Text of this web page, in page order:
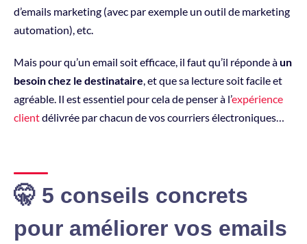
d’emails marketing (avec par exemple un outil de marketing
automation), etc.
Mais pour qu’un email soit efficace, il faut qu’il réponde àun
besoin chez le destinataire , et que sa lecture soit facile et
agréable. Il est essentiel pour cela de penser à l’expérience
clientdélivrée par chacun de vos courriers électroniques…
🤫 5 conseils concrets
pour améliorer vos emails